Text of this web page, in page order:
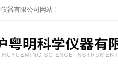
器有限公司网站！